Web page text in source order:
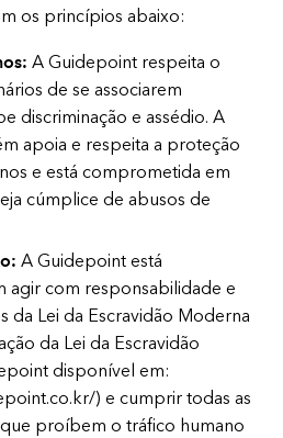
os princípios abaixo:
A Guidepoint respeita o
de se associarem
discriminação e assédio. A
apoia e respeita a proteção
e está comprometida em
cúmplice de abusos de
A Guidepoint está
agir com responsabilidade e
da Lei da Escravidão Moderna
da Lei da Escravidão
disponível em:
) e cumprir todas as
proíbem o tráfico humano